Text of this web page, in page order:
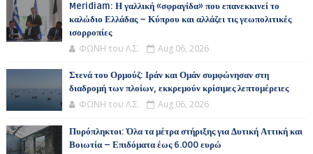
Meridiam: Η γαλλική «σφραγίδα» που επανεκκινεί το
καλώδιο Ελλάδας – Κύπρου και αλλάζει τις γεωπολιτικές
ισορροπίες
ΦΩΝΗ του Λ.Σ. Aug 06, 2026
Στενά του Ορμούζ: Ιράν και Ομάν συμφώνησαν στη
διαδρομή των πλοίων, εκκρεμούν κρίσιμες λεπτομέρειες
ΦΩΝΗ του Λ.Σ. Aug 06, 2026
Πυρόπληκτοι: Όλα τα μέτρα στήριξης για Δυτική Αττική και
Βοιωτία – Επιδόματα έως 6.000 ευρώ